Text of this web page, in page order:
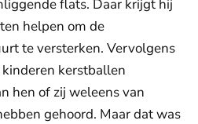
flats. Daar krijgt hij
helpen om de
te versterken. Vervolgens
kerstballen
hen of zij weleens van
gehoord. Maar dat was